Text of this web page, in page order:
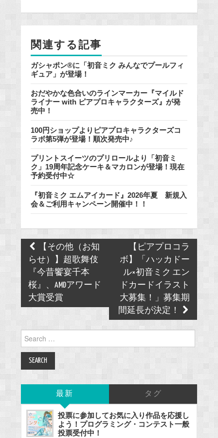
k
関連する記事
ガシャポン®に「初音ミク みんなでプールフィ
ギュア」が登場！
おだやかな色合いのラインマーカー『マイルド
ライナー with ピアプロキャラクターズ』が発
売中！
100円ショップよりピアプロキャラクターズコ
ラボ第5弾が登場！順次発売中♪
プリントスイーツのプリロールより「初音ミ
ク」19周年記念ケーキ＆マカロンが登場！現在
予約受付中☆
『初音ミク エムアイカード』2026年夏 新規入
会＆ご利用キャンペーン開催中！！
Post
navigation
【その他（お知
らせ）】超歌舞伎
『今昔饗宴千本
桜』、AMDアワード
大賞受賞
【ピアプロコラ
ボ】「ハッカドー
ル×初音ミク エン
ドカードイラスト
大募集！」募集期
間延長が決定！
Search
for:
最新 タグ
投票に参加してお気に入り作品を応援し
よう！プログラミング・コンテスト一般
投票受付中！